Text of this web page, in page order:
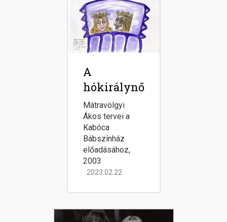
A
hókirálynő
Mátravölgyi
Ákos tervei a
Kabóca
Bábszínház
előadásához,
2003
2023.02.22